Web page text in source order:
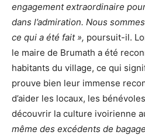
engagement extraordinaire
dans l’admiration. Nous
ce qui a été fait », poursuit-il.
le maire de Brumath a été
habitants du village, ce qui
prouve bien leur immense
d’aider les locaux, les
découvrir la culture ivoirienne
même des excédents de